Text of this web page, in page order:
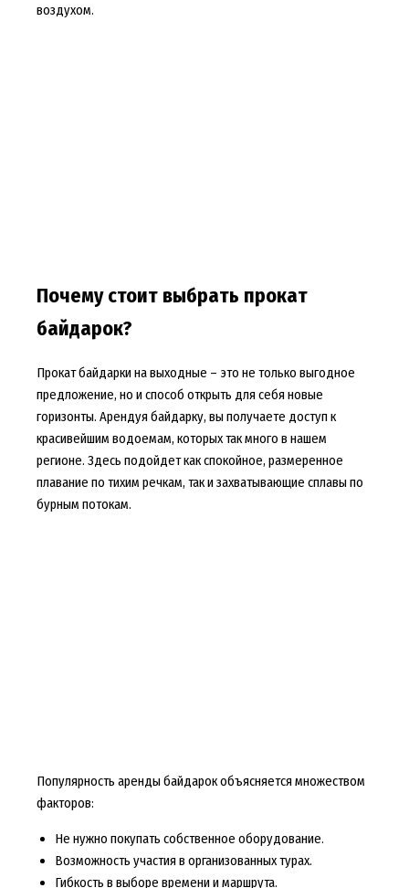
воздухом.
Почему стоит выбрать прокат
байдарок?
Прокат байдарки на выходные – это не только выгодное
предложение, но и способ открыть для себя новые
горизонты. Арендуя байдарку, вы получаете доступ к
красивейшим водоемам, которых так много в нашем
регионе. Здесь подойдет как спокойное, размеренное
плавание по тихим речкам, так и захватывающие сплавы по
бурным потокам.
Популярность аренды байдарок объясняется множеством
факторов:
Не нужно покупать собственное оборудование.
Возможность участия в организованных турах.
Гибкость в выборе времени и маршрута.